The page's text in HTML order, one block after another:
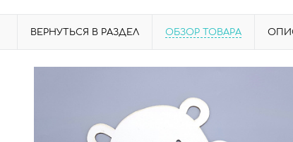
ВЕРНУТЬСЯ В РАЗДЕЛ ОБЗОР ТОВАРА